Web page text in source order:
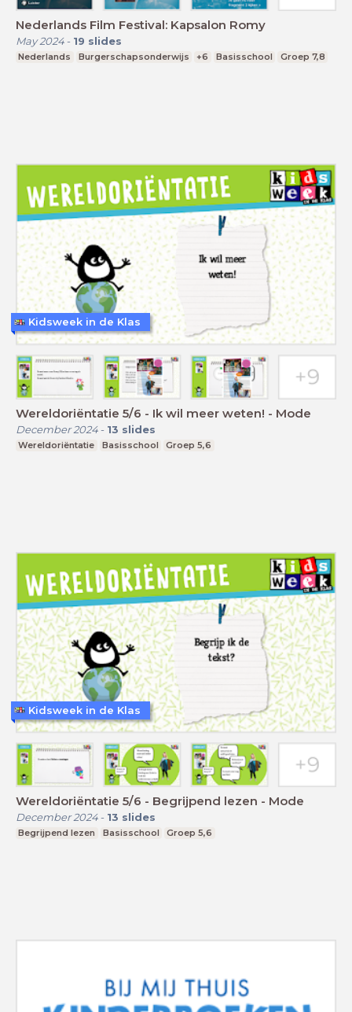
Nederlands Film Festival: Kapsalon Romy
May 2024- 19 slides
Nederlands Burgerschapsonderwijs +6 Basisschool Groep 7,8
Wereldoriëntatie 5/6 - Ik wil meer weten! - Mode
December 2024- 13 slides
Wereldoriëntatie Basisschool Groep 5,6
Kidsweek in de Klas
Wereldoriëntatie 5/6 - Begrijpend lezen - Mode
December 2024- 13 slides
Begrijpend lezen Basisschool Groep 5,6
Kidsweek in de Klas